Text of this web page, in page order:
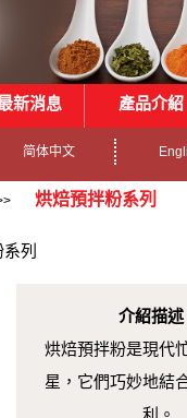
新消息 產品介紹
简体中文
烘焙預拌粉系列
列
介紹描述
烘焙預拌粉是現代
星，它們巧妙地結
利。